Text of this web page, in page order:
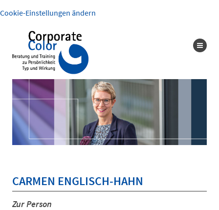
Cookie-Einstellungen ändern
CARMEN ENGLISCH-HAHN
Zur Person